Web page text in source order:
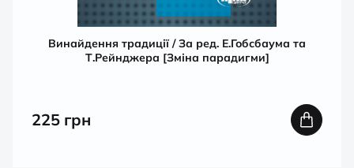
Винайдення традиції / За ред. Е.Гобсбаума та
Т.Рейнджера [Зміна парадигми]
225 грн